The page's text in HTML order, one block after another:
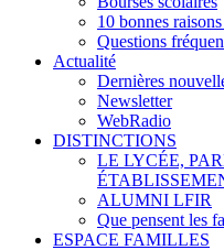
10 bonnes
Questions
Actualité
Dernières
Newsletter
WebRadio
DISTINCTIONS
LE LYCÉE,
ALUMNI LFIR
Que pensent les
ESPACE FAMILLES